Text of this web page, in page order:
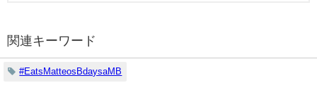
関連キーワード
#EatsMatteosBdaysaMB